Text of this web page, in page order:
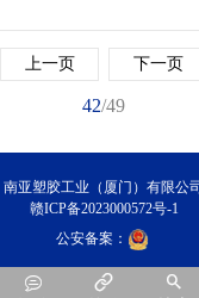
  
上一页 下一页
42/49
南亚塑胶工业（厦门）有限公司
赣ICP备2023000572号-1
公安备案：